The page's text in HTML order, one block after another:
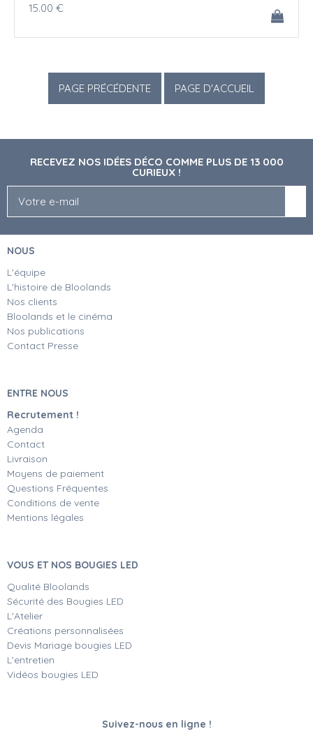
15.00 €
RECEVEZ NOS IDÉES DÉCO COMME PLUS DE 13 000
CURIEUX !
NOUS
L'équipe
L'histoire de Bloolands
Nos clients
Bloolands et le cinéma
Nos publications
Contact Presse
ENTRE NOUS
Recrutement !
Agenda
Contact
Livraison
Moyens de paiement
Questions Fréquentes
Conditions de vente
Mentions légales
VOUS ET NOS BOUGIES LED
Qualité Bloolands
Sécurité des Bougies LED
L'Atelier
Créations personnalisées
Devis Mariage bougies LED
L'entretien
Vidéos bougies LED
Suivez-nous en ligne !